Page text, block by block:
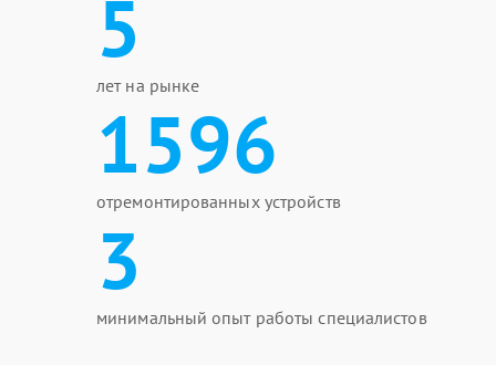
5
лет на рынке
1596
отремонтированных устройств
3
минимальный опыт работы специалистов